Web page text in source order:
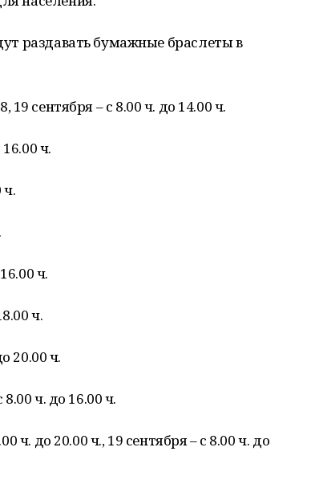
раздавать бумажные браслеты в
19 сентября – с 8.00 ч. до 14.00 ч.
ч.
ч.
ч.
ч.
20.00 ч.
ч. до 16.00 ч.
ч. до 20.00 ч., 19 сентября – с 8.00 ч. до